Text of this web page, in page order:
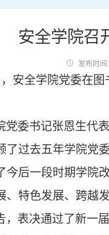
安全学院召
发布时间
，安全学院党委在图
党委书记张恩生代
了过去五年学院党
后一段时期学院
特色发展、跨越发
， 表决通过了新一